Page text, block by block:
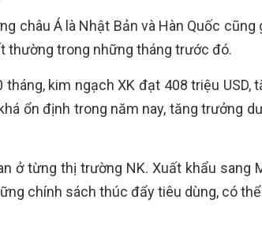
châu Á là Nhật Bản và Hàn Quốc cũng
thường trong những tháng trước đó.
kim ngạch XK đạt 408 triệu USD,
ổn định trong năm nay, tăng trưởng
ở từng thị trường NK. Xuất khẩu sang
chính sách thúc đẩy tiêu dùng, có